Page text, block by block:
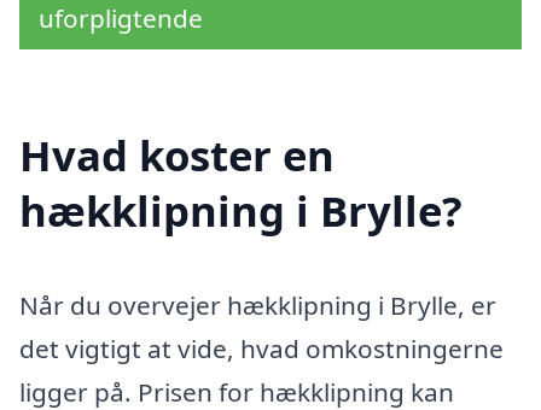
uforpligtende
Hvad koster en
hækklipning i Brylle?
Når du overvejer hækklipning i Brylle, er
det vigtigt at vide, hvad omkostningerne
ligger på. Prisen for hækklipning kan